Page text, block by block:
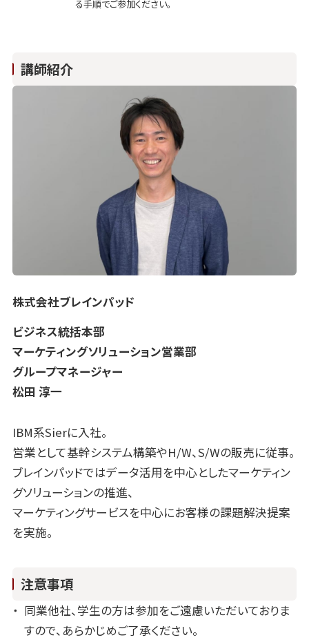
る手順でご参加ください。
講師紹介
株式会社ブレインパッド
ビジネス統括本部
マーケティングソリューション営業部
グループマネージャー
松田 淳一
IBM系Sierに入社。
営業として基幹システム構築やH/W、S/Wの販売に従事。
ブレインパッドではデータ活用を中心としたマーケティン
グソリューションの推進、
マーケティングサービスを中心にお客様の課題解決提案
を実施。
注意事項
同業他社、学生の方は参加をご遠慮いただいておりま
すので、あらかじめご了承ください。